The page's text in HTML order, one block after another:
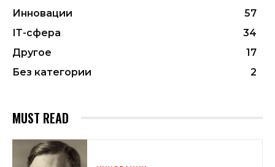
Инновации
57
ІТ-сфера
34
Другое
17
Без категории
2
MUST READ